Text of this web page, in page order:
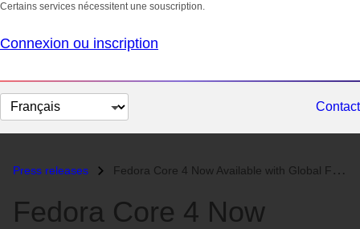
Certains services nécessitent une souscription.
Connexion ou inscription
Changer
la
Contact
Press releases Fedora Core 4 Now Available with Global File System...
Fedora Core 4 Now